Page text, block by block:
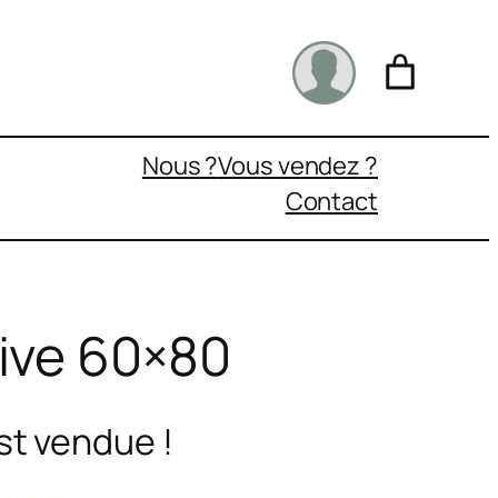
Nous ?Vous vendez ?
Contact
60×80
vendue !